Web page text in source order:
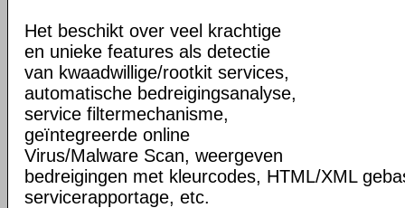
Het beschikt over veel krachtige
en unieke features als detectie
van kwaadwillige/rootkit services,
automatische bedreigingsanalyse,
service filtermechanisme,
geïntegreerde online
Virus/Malware Scan, weergeven
bedreigingen met kleurcodes, HTML/XML
servicerapportage, etc.